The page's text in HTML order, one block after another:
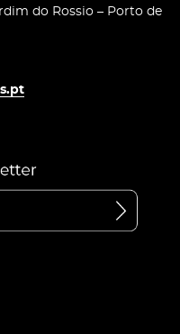
do Rossio – Porto de